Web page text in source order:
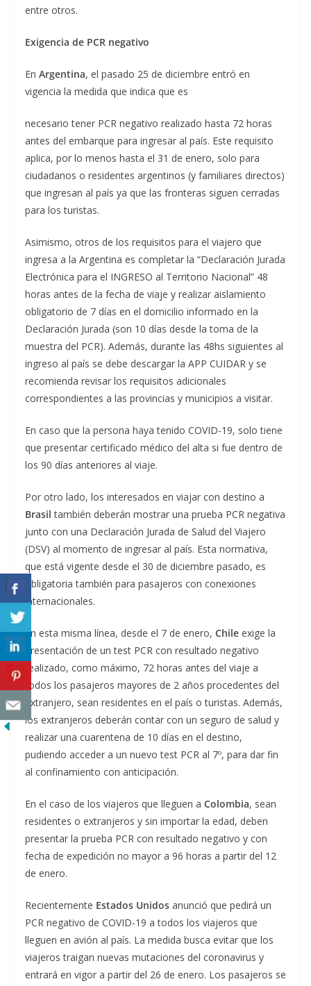
entre otros.
Exigencia de PCR negativo
En Argentina, el pasado 25 de diciembre entró en
vigencia la medida que indica que es
necesario tener PCR negativo realizado hasta 72 horas
antes del embarque para ingresar al país. Este requisito
aplica, por lo menos hasta el 31 de enero, solo para
ciudadanos o residentes argentinos (y familiares directos)
que ingresan al país ya que las fronteras siguen cerradas
para los turistas.
Asimismo, otros de los requisitos para el viajero que
ingresa a la Argentina es completar la “Declaración Jurada
Electrónica para el INGRESO al Territorio Nacional” 48
horas antes de la fecha de viaje y realizar aislamiento
obligatorio de 7 días en el domicilio informado en la
Declaración Jurada (son 10 días desde la toma de la
muestra del PCR). Además, durante las 48hs siguientes al
ingreso al país se debe descargar la APP CUIDAR y se
recomienda revisar los requisitos adicionales
correspondientes a las provincias y municipios a visitar.
En caso que la persona haya tenido COVID-19, solo tiene
que presentar certificado médico del alta si fue dentro de
los 90 días anteriores al viaje.
Por otro lado, los interesados en viajar con destino a
Brasil también deberán mostrar una prueba PCR negativa
junto con una Declaración Jurada de Salud del Viajero
(DSV) al momento de ingresar al país. Esta normativa,
que está vigente desde el 30 de diciembre pasado, es
obligatoria también para pasajeros con conexiones
internacionales.
En esta misma línea, desde el 7 de enero, Chile exige la
presentación de un test PCR con resultado negativo
realizado, como máximo, 72 horas antes del viaje a
todos los pasajeros mayores de 2 años procedentes del
extranjero, sean residentes en el país o turistas. Además,
los extranjeros deberán contar con un seguro de salud y
realizar una cuarentena de 10 días en el destino,
pudiendo acceder a un nuevo test PCR al 7º, para dar fin
al confinamiento con anticipación.
En el caso de los viajeros que lleguen a Colombia, sean
residentes o extranjeros y sin importar la edad, deben
presentar la prueba PCR con resultado negativo y con
fecha de expedición no mayor a 96 horas a partir del 12
de enero.
Recientemente Estados Unidos anunció que pedirá un
PCR negativo de COVID-19 a todos los viajeros que
lleguen en avión al país. La medida busca evitar que los
viajeros traigan nuevas mutaciones del coronavirus y
entrará en vigor a partir del 26 de enero. Los pasajeros se